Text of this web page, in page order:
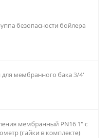
безопасности бойлера
мембранного бака 3/4'
мембранный PN16 1" с
(гайки в комплекте)